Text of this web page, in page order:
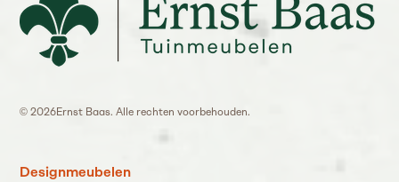
©2026Ernst Baas. Alle rechten voorbehouden.
Designmeubelen